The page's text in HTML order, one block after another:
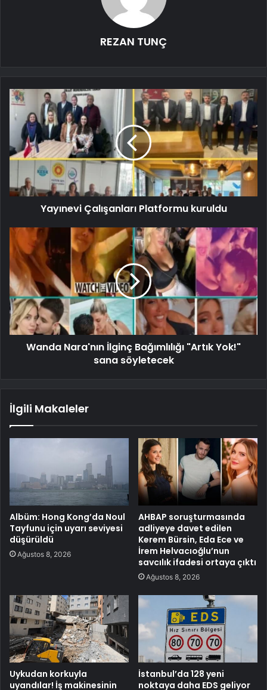
REZAN TUNÇ
Yayınevi Çalışanları Platformu kuruldu
Wanda Nara'nın İlginç Bağımlılığı "Artık Yok!"
sana söyletecek
İlgili Makaleler
Albüm: Hong Kong’da Noul
Tayfunu için uyarı seviyesi
düşürüldü
Ağustos 8, 2026
AHBAP soruşturmasında
adliyeye davet edilen
Kerem Bürsin, Eda Ece ve
İrem Helvacıoğlu’nun
savcılık ifadesi ortaya çıktı
Ağustos 8, 2026
Uykudan korkuyla
uyandılar! İş makinesinin
İstanbul’da 128 yeni
noktaya daha EDS geliyor